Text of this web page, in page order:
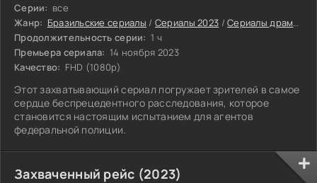
Серии: все
Жанр: Бразильские сериалы / Сериалы 2023 /Сериалы драмы 2023
Продолжительность серии: 1 ч
Премьера сериала: 14 ноября 2023
Качество: FHD (1080p)
Этот захватывающий сериал погружает зрителей в самое
сердце беспрецедентного расследования, которое
становится настоящим испытанием для агентов
федеральной полиции.
Захваченный рейс (2023)